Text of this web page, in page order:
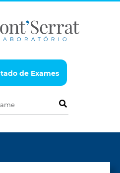
de Exames
Pesquise por exame